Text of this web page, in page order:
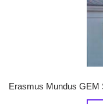
Erasmus Mundus GEM